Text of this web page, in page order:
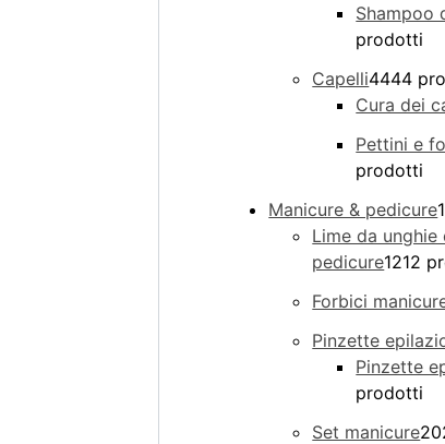
Shampoo
prodotti
Capelli4444
Cura dei
Pettini e
prodotti
Manicure & pedicure
Lime da unghie
pedicure1212
Forbici
Pinzette
Pinzette
prodotti
Set manicure20